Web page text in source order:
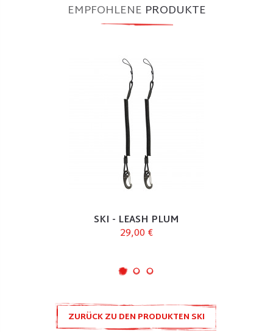
EMPFOHLENE PRODUKTE
SKI - LEASH PLUM
29,00 €
ZURÜCK ZU DEN PRODUKTEN SKI